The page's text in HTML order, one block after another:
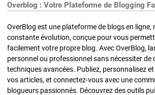
Overblog : Votre Plateforme de Blogging
OverBlog est une plateforme de blogs en ligne,
constante évolution, conçue pour vous
facilement votre propre blog. Avec OverBlog,
personnel ou professionnel sans nécessiter de
techniques avancées. Publiez, personnalisez
vos articles, et connectez-vous avec une
blogueurs passionnés. Découvrez des outils